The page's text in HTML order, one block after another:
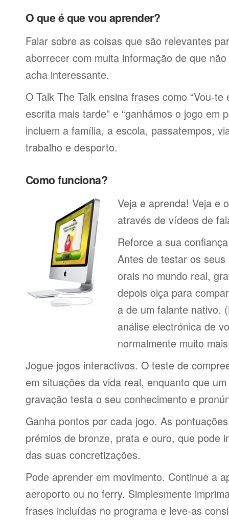
O que é que vou aprender?
Falar sobre as coisas que são relevantes
aborrecer com muita informação de que
acha interessante.
O Talk The Talk ensina frases como “Vou-
escrita mais tarde” e “ganhámos o jogo em
incluem a família, a escola, passatempos,
trabalho e desporto.
Como funciona?
Veja e aprenda! Veja e
através de vídeos de
Reforce a sua
Antes de testar os
orais no mundo real,
depois oiça para
a de um falante nativo.
análise electrónica de
normalmente muito
Jogue jogos interactivos. O teste de
em situações da vida real, enquanto que
gravação testa o seu conhecimento e
Ganha pontos por cada jogo. As
prémios de bronze, prata e ouro, que pode
das suas concretizações.
Pode aprender em movimento. Continue a
aeroporto ou no ferry. Simplesmente
frases incluídas no programa e leve-as